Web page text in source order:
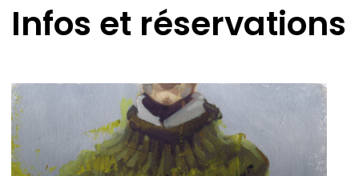
Infos et réservations